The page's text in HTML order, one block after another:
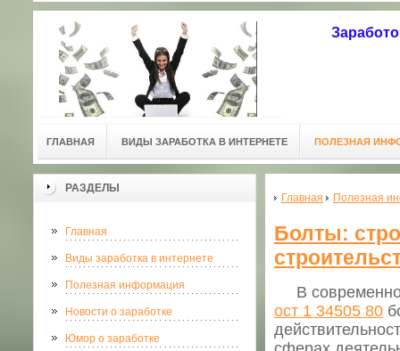
ГЛАВНАЯ ВИДЫ ЗАРАБОТКА В ИНТЕРНЕТЕ ПОЛЕЗНАЯ
РАЗДЕЛЫ
Главная
Виды заработка в интернете
Полезная информация
Новости о заработке
Юмор о заработке
Главная Полезная
Болты:
В
ост 1 34505 80